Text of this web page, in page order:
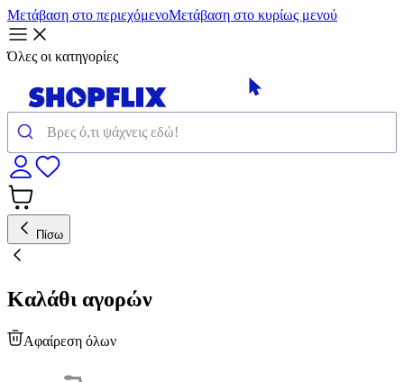
Μετάβαση στο περιεχόμενοΜετάβαση στο κυρίως μενού
Όλες οι κατηγορίες
Πίσω
Καλάθι αγορών
Αφαίρεση όλων